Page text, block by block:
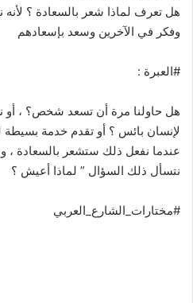
هل تعرف لماذا شعر بالسعادة ؟
وفكر في الآخرين وسعد بإسعادهم
#العبرة :
هل حاولنا مرة أن تسعد شخص؟ ، أو
لإنسان بائس ؟ أو تقدم خدمة بسيطة
عندما نفعل ذلك ستشعر بالسعادة ،
نتسأل ذلك السؤال ” لماذا أعيش ؟
#مختارات_الشارع_العربي